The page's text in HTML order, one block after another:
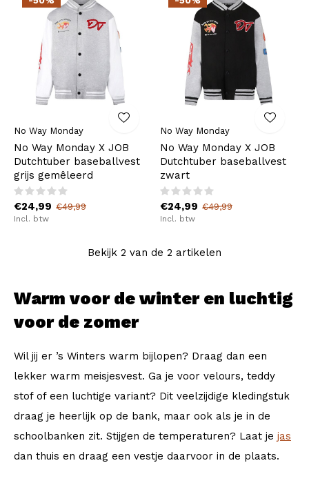
No Way Monday
No Way Monday X JOB
Dutchtuber baseballvest
grijs gemêleerd
€24,99 €49,99
Incl. btw
No Way Monday
No Way Monday X JOB
Dutchtuber baseballvest
zwart
€24,99 €49,99
Incl. btw
Bekijk 2 van de 2 artikelen
Warm voor de winter en luchtig
voor de zomer
Wil jij er ’s Winters warm bijlopen? Draag dan een
lekker warm meisjesvest. Ga je voor velours, teddy
stof of een luchtige variant? Dit veelzijdige kledingstuk
draag je heerlijk op de bank, maar ook als je in de
schoolbanken zit. Stijgen de temperaturen? Laat je jas
dan thuis en draag een vestje daarvoor in de plaats.